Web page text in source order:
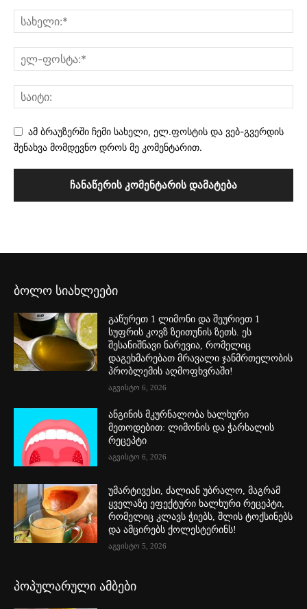
ამ ბრაუზერში ჩემი სახელი, ელ.ფოსტის და ვებ-გვერდის
შენახვა მომდევნო დროს მე კომენტარით.
ბოლო სიახლეები
გაწურეთ 1 ლიმონი და შეურიეთ 1
სუფრის კოვზ ზეითუნის ზეთს. ეს
შესანიშნავი ნარევია, რომელიც
დაგეხმარებათ მრავალი ჯანმრთელობის
პრობლემის აღმოფხვრაში!
აგვისტო 6, 2026
ანგინის მკურნალობა ხალხური
მეთოდებით: ლიმონის და ჭარხალის
რეცეპტი
აგვისტო 6, 2026
უმარტივესი, ძალიან უბრალო, მაგრამ
ყველაზე ეფექტური ხალხური რეცეპტი,
რომელიც კლავს ჭიებს, შლის ტოქსინებს
და ამცირებს ქოლესტერინს!
აგვისტო 5, 2026
პოპულარული ამბები